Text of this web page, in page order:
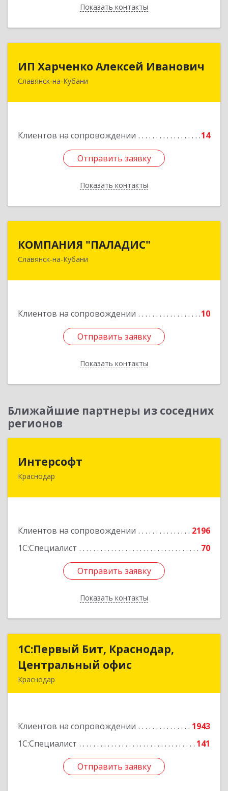
Показать контакты
Назад
ИП Харченко Алексей Иванович
Славянск-на-Кубани
Клиентов на сопровождении 14
Отправить заявку
Показать контакты
ИП Харченко Алексей Иванович
353 579, Краснодарский край, ст.Петровская,
Отправить заявку
Назад
КОМПАНИЯ "ПАЛАДИС"
Славянск-на-Кубани
Клиентов на сопровождении 10
Отправить заявку
Показать контакты
353560, Краснодарский край, Славянский р-н,
Подробнее
Отправить заявку
Назад
Ближайшие партнеры из соседних
регионов
Интерсофт
Краснодар
Клиентов на сопровождении
2196
1С:Специалист
70
Отправить заявку
Показать контакты
350020, Краснодарский край, Краснодар г,
Отправить заявку
Назад
1С:Первый Бит, Краснодар,
Центральный офис
Краснодар
Клиентов на сопровождении
1943
1С:Специалист
141
Отправить заявку
1С:Первый Бит, Краснодар,
Центральный офис
Подробнее
Отправить заявку